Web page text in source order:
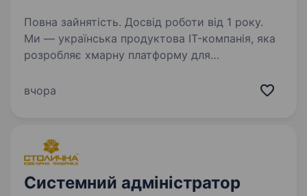
Повна зайнятість. Досвід роботи від 1 року.
Ми — українська продуктова IT-компанія, яка
розробляє хмарну платформу для
ми шукаємо Sales / Account Manager, який
вчора
Системний адміністратор